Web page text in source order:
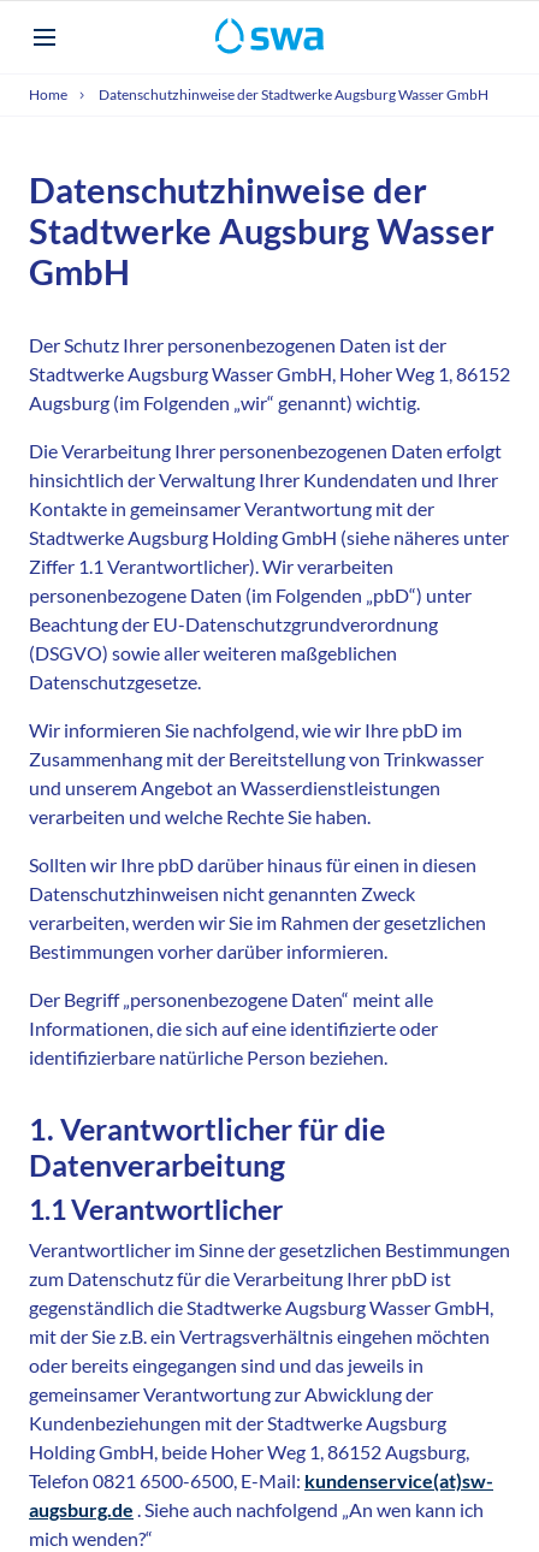
Home Datenschutzhinweise der Stadtwerke Augsburg Wasser GmbH
Datenschutzhinweise der
Stadtwerke Augsburg Wasser
GmbH
Der Schutz Ihrer personenbezogenen Daten ist der
Stadtwerke Augsburg Wasser GmbH, Hoher Weg 1, 86152
Augsburg (im Folgenden „wir“ genannt) wichtig.
Die Verarbeitung Ihrer personenbezogenen Daten erfolgt
hinsichtlich der Verwaltung Ihrer Kundendaten und Ihrer
Kontakte in gemeinsamer Verantwortung mit der
Stadtwerke Augsburg Holding GmbH (siehe näheres unter
Ziffer 1.1 Verantwortlicher). Wir verarbeiten
personenbezogene Daten (im Folgenden „pbD“) unter
Beachtung der EU-Datenschutzgrundverordnung
(DSGVO) sowie aller weiteren maßgeblichen
Datenschutzgesetze.
Wir informieren Sie nachfolgend, wie wir Ihre pbD im
Zusammenhang mit der Bereitstellung von Trinkwasser
und unserem Angebot an Wasserdienstleistungen
verarbeiten und welche Rechte Sie haben.
Sollten wir Ihre pbD darüber hinaus für einen in diesen
Datenschutzhinweisen nicht genannten Zweck
verarbeiten, werden wir Sie im Rahmen der gesetzlichen
Bestimmungen vorher darüber informieren.
Der Begriff „personenbezogene Daten“ meint alle
Informationen, die sich auf eine identifizierte oder
identifizierbare natürliche Person beziehen.
1. Verantwortlicher für die
Datenverarbeitung
1.1 Verantwortlicher
Verantwortlicher im Sinne der gesetzlichen Bestimmungen
zum Datenschutz für die Verarbeitung Ihrer pbD ist
gegenständlich die Stadtwerke Augsburg Wasser GmbH,
mit der Sie z.B. ein Vertragsverhältnis eingehen möchten
oder bereits eingegangen sind und das jeweils in
gemeinsamer Verantwortung zur Abwicklung der
Kundenbeziehungen mit der Stadtwerke Augsburg
Holding GmbH, beide Hoher Weg 1, 86152 Augsburg,
Telefon 0821 6500-6500, E-Mail: kundenservice(at)sw-
augsburg.de . Siehe auch nachfolgend „An wen kann ich
mich wenden?“